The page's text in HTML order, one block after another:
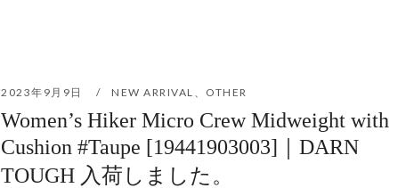
2023年9月9日 NEW ARRIVAL OTHER
Women’s Hiker Micro Crew Midweight with
Cushion #Taupe [19441903003]｜DARN
TOUGH 入荷しました。